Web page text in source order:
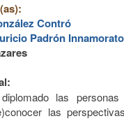
Contró
Padrón Innamorato
las personas
las